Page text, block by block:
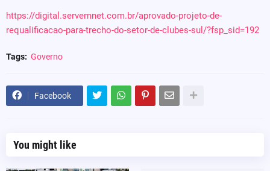
https://digital.servemnet.com.br/aprovado-projeto-de-
requalificacao-para-trecho-do-setor-de-clubes-sul/?fsp_sid=192
Tags: Governo
Facebook
You might like